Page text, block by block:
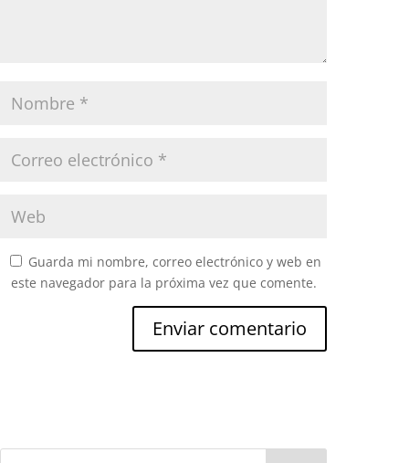
Guarda mi nombre, correo electrónico y web en
este navegador para la próxima vez que comente.